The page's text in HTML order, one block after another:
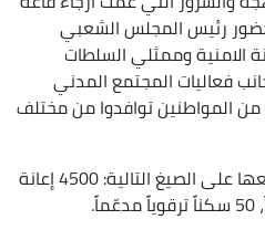
رئيس المجلس الشعبي
الامنية وممثلي السلطات
فعاليات المجتمع المدني
المواطنين توافدوا من مختلف
وتوزّعت السكنات التي تمّ توزيعها على الصيغ التالية: 4500 إعانة